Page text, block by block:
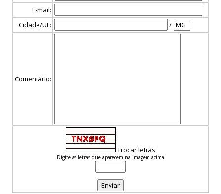
E-mail:
Cidade/UF:
/
Comentário:
Trocar letras
Digite as letras que aparecem na imagem acima